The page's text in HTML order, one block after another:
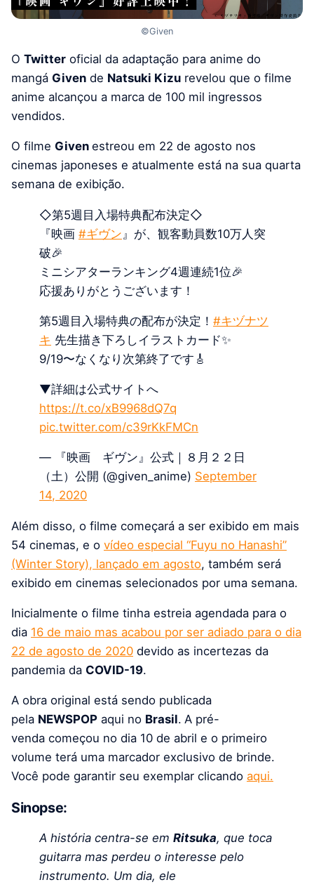
©Given
O Twitter oficial da adaptação para anime do
mangá Given de Natsuki Kizu revelou que o filme
anime alcançou a marca de 100 mil ingressos
vendidos.
O filme Given estreou em 22 de agosto nos
cinemas japoneses e atualmente está na sua quarta
semana de exibição.
◇第5週目入場特典配布決定◇
『映画 #ギヴン』が、観客動員数10万人突
破🎉
ミニシアターランキング4週連続1位🎉
応援ありがとうございます！
第5週目入場特典の配布が決定！ #キヅナツ
キ 先生描き下ろしイラストカード✨
9/19〜なくなり次第終了です🎸
▼詳細は公式サイトへ
https://t.co/xB9968dQ7q
pic.twitter.com/c39rKkFMCn
— 『映画 ギヴン』公式｜８月２２日
（土）公開 (@given_anime) September
14, 2020
Além disso, o filme começará a ser exibido em mais
54 cinemas, e o vídeo especial “Fuyu no Hanashi”
(Winter Story), lançado em agosto, também será
exibido em cinemas selecionados por uma semana.
Inicialmente o filme tinha estreia agendada para o
dia 16 de maio mas acabou por ser adiado para o dia
22 de agosto de 2020 devido as incertezas da
pandemia da COVID-19.
A obra original está sendo publicada
pela NEWSPOP aqui no Brasil. A pré-
venda começou no dia 10 de abril e o primeiro
volume terá uma marcador exclusivo de brinde.
Você pode garantir seu exemplar clicando aqui.
Sinopse:
A história centra-se em Ritsuka, que toca
guitarra mas perdeu o interesse pelo
instrumento. Um dia, ele